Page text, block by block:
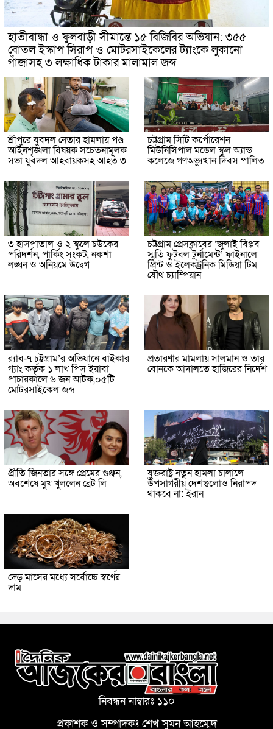
হাতীবান্ধা ও ফুলবাড়ী সীমান্তে ১৫ বিজিবির অভিযান: ৩৫৫
বোতল ইস্কাপ সিরাপ ও মোটরসাইকেলের ট্যাংকে লুকানো
গাঁজাসহ ৩ লক্ষাধিক টাকার মালামাল জব্দ
শ্রীপুরে যুবদল নেতার হামলায় পণ্ড
আইনশৃঙ্খলা বিষয়ক সচেতনামূলক
সভা যুবদল আহবায়কসহ আহত ৩
চট্টগ্রাম সিটি কর্পোরেশন
মিউনিসিপাল মডেল স্কুল অ্যান্ড
কলেজে গণঅভ্যুত্থান দিবস পালিত
৩ হাসপাতাল ও ২ স্কুলে চউকের
পরিদর্শন, পার্কিং সংকট, নকশা
লঙ্ঘন ও অনিয়মে উদ্বেগ
চট্টগ্রাম প্রেসক্লাবের ‘জুলাই বিপ্লব
স্মৃতি ফুটবল টুর্নামেন্ট’ ফাইনালে
প্রিন্ট ও ইলেকট্রনিক মিডিয়া টিম
যৌথ চ্যাম্পিয়ান
র‌্যাব-৭ চট্টগ্রাম’র অভিযানে বাইকার
গ্যাং কর্তৃক ১ লাখ পিস ইয়াবা
পাচারকালে ৬ জন আটক,০৫টি
মোটরসাইকেল জব্দ
প্রতারণার মামলায় সালমান ও তার
বোনকে আদালতে হাজিরের নির্দেশ
প্রীতি জিনতার সঙ্গে প্রেমের গুঞ্জন,
অবশেষে মুখ খুললেন ব্রেট লি
যুক্তরাষ্ট্র নতুন হামলা চালালে
উপসাগরীয় দেশগুলোও নিরাপদ
থাকবে না: ইরান
দেড় মাসের মধ্যে সর্বোচ্চে স্বর্ণের
দাম
নিবন্ধন নাম্বারঃ ১১০
প্রকাশক ও সম্পাদকঃ শেখ সুমন আহম্মেদ